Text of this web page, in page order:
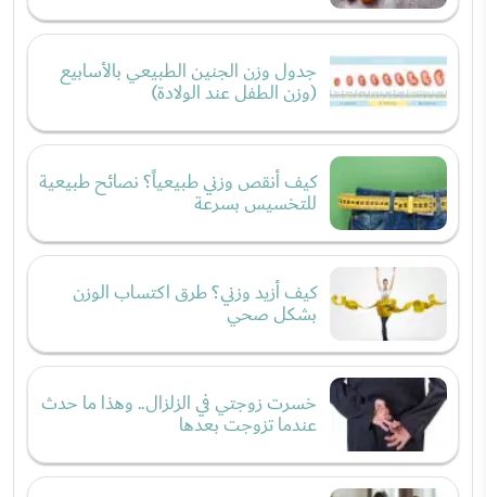
جدول وزن الجنين الطبيعي بالأسابيع
(وزن الطفل عند الولادة)
كيف أنقص وزني طبيعياً؟ نصائح طبيعية
للتخسيس بسرعة
كيف أزيد وزني؟ طرق اكتساب الوزن
بشكل صحي
خسرت زوجتي في الزلزال.. وهذا ما حدث
عندما تزوجت بعدها